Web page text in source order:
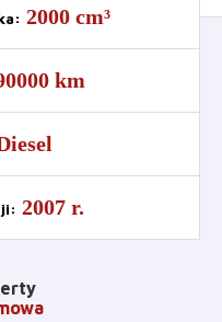
: 2000 cm³
km
: 2007 r.